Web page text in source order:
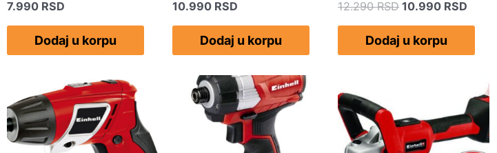
7.990 RSD
Dodaj u korpu
10.990 RSD
Dodaj u korpu
12.290RSD 10.990 RSD
Dodaj u korpu